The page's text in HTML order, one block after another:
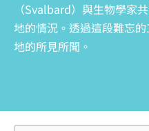
（Svalbard）與生物學家
地的情況。透過這段難忘
地的所見所聞。